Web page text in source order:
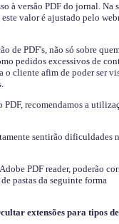
à versão PDF do jornal. Na
este valor é ajustado pelo
de PDF's, não só sobre
pedidos excessivos de
o cliente afim de poder ser
recomendamos a
sentirão dificuldades
PDF reader, poderão
pastas da seguinte forma
extensões para tipos